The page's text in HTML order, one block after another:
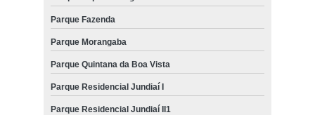
Parque Fazenda
Parque Morangaba
Parque Quintana da Boa Vista
Parque Residencial Jundiaí I
Parque Residencial Jundiaí II1